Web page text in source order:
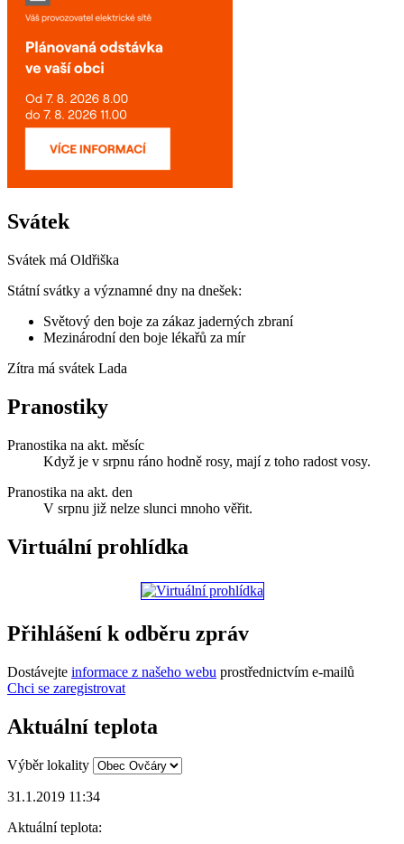
Svátek
Svátek má Oldřiška
Státní svátky a významné dny na dnešek:
Světový den boje za zákaz jaderných zbraní
Mezinárodní den boje lékařů za mír
Zítra má svátek Lada
Pranostiky
Pranostika na akt. měsíc
Když je v srpnu ráno hodně rosy, mají z toho radost vosy.
Pranostika na akt. den
V srpnu již nelze slunci mnoho věřit.
Virtuální prohlídka
Přihlášení k odběru zpráv
Dostávejte informace z našeho webu prostřednictvím e-mailů
Chci se zaregistrovat
Aktuální teplota
Výběr lokality
31.1.2019 11:34
Aktuální teplota: